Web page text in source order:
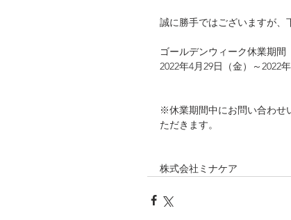
誠に勝手ではございますが、
ゴールデンウィーク休業期間
2022年4月29日（金）～2022年
※休業期間中にお問い合わせ
ただきます。
株式会社ミナケア